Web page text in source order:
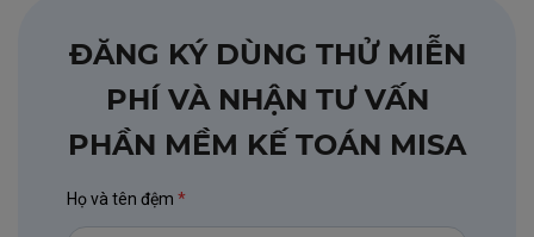
ĐĂNG KÝ DÙNG THỬ MIỄN
PHÍ VÀ NHẬN TƯ VẤN
PHẦN MỀM KẾ TOÁN MISA
Họ và tên đệm *